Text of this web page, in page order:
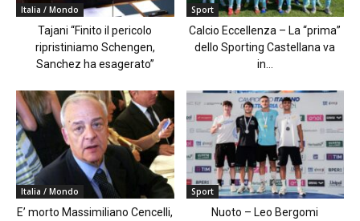
Italia / Mondo
Tajani “Finito il pericolo
ripristiniamo Schengen,
Sanchez ha esagerato”
Sport
Calcio Eccellenza – La “prima”
dello Sporting Castellana va
in...
Italia / Mondo
E’ morto Massimiliano Cencelli,
Sport
Nuoto – Leo Bergomi